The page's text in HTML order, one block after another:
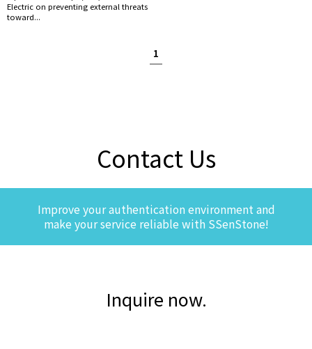
Electric on preventing external threats
toward...
1
Contact Us
Improve your authentication environment and
make your service reliable with SSenStone!
Inquire now.